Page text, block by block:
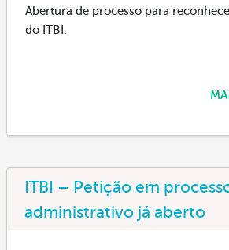
Abertura de processo para
do ITBI.
ITBI – Petição em
administrativo já aberto